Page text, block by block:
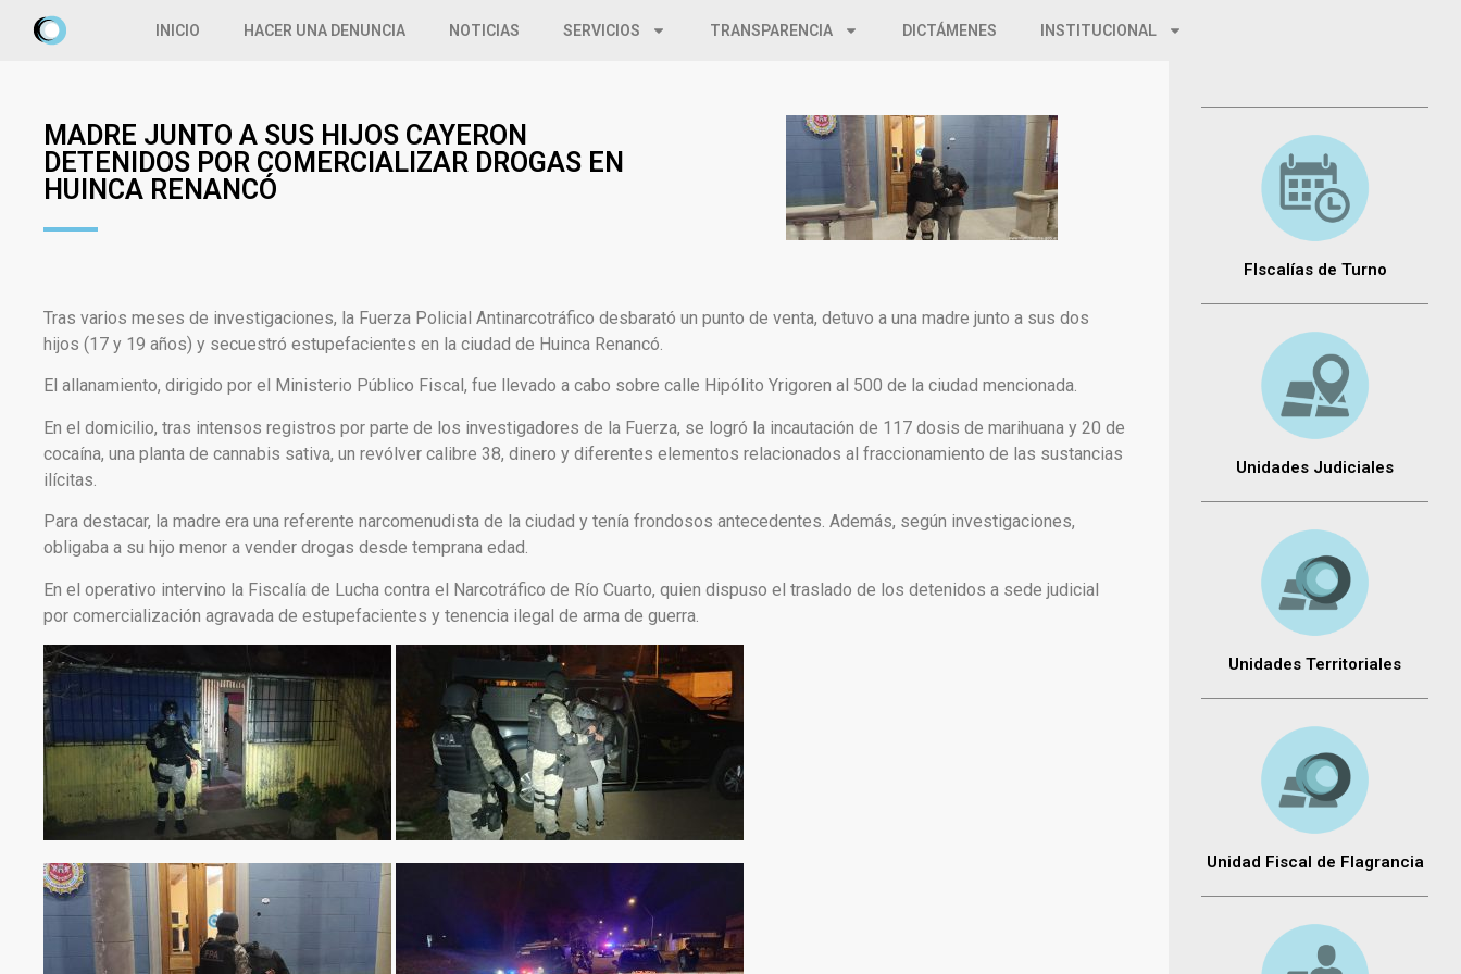
INICIO HACER UNA DENUNCIA NOTICIAS SERVICIOS TRANSPARENCIA DICTÁMENES INSTITUCIONAL
MADRE JUNTO A SUS HIJOS CAYERON
DETENIDOS POR COMERCIALIZAR DROGAS EN
HUINCA RENANCÓ
Tras varios meses de investigaciones, la Fuerza Policial Antinarcotráfico desbarató un punto de venta, detuvo a una madre junto a sus dos
hijos (17 y 19 años) y secuestró estupefacientes en la ciudad de Huinca Renancó.
El allanamiento, dirigido por el Ministerio Público Fiscal, fue llevado a cabo sobre calle Hipólito Yrigoren al 500 de la ciudad mencionada.
En el domicilio, tras intensos registros por parte de los investigadores de la Fuerza, se logró la incautación de 117 dosis de marihuana y 20 de
cocaína, una planta de cannabis sativa, un revólver calibre 38, dinero y diferentes elementos relacionados al fraccionamiento de las sustancias
ilícitas.
Para destacar, la madre era una referente narcomenudista de la ciudad y tenía frondosos antecedentes. Además, según investigaciones,
obligaba a su hijo menor a vender drogas desde temprana edad.
En el operativo intervino la Fiscalía de Lucha contra el Narcotráfico de Río Cuarto, quien dispuso el traslado de los detenidos a sede judicial
por comercialización agravada de estupefacientes y tenencia ilegal de arma de guerra.
FIscalías de Turno
Unidades Judiciales
Unidades Territoriales
Unidad Fiscal de Flagrancia